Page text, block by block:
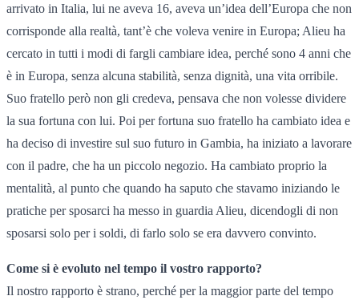
arrivato in Italia, lui ne aveva 16, aveva un’idea dell’Europa che non
corrisponde alla realtà, tant’è che voleva venire in Europa; Alieu ha
cercato in tutti i modi di fargli cambiare idea, perché sono 4 anni che
è in Europa, senza alcuna stabilità, senza dignità, una vita orribile.
Suo fratello però non gli credeva, pensava che non volesse dividere
la sua fortuna con lui. Poi per fortuna suo fratello ha cambiato idea e
ha deciso di investire sul suo futuro in Gambia, ha iniziato a lavorare
con il padre, che ha un piccolo negozio. Ha cambiato proprio la
mentalità, al punto che quando ha saputo che stavamo iniziando le
pratiche per sposarci ha messo in guardia Alieu, dicendogli di non
sposarsi solo per i soldi, di farlo solo se era davvero convinto.
Come si è evoluto nel tempo il vostro rapporto?
Il nostro rapporto è strano, perché per la maggior parte del tempo